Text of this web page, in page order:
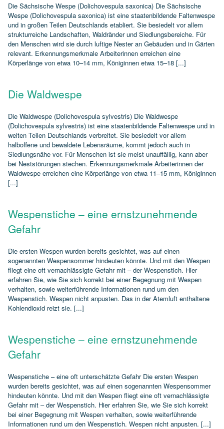
Die Sächsische Wespe (Dolichovespula saxonica) Die Sächsische
Wespe (Dolichovespula saxonica) ist eine staatenbildende Faltenwespe
und in großen Teilen Deutschlands etabliert. Sie besiedelt vor allem
strukturreiche Landschaften, Waldränder und Siedlungsbereiche. Für
den Menschen wird sie durch luftige Nester an Gebäuden und in Gärten
relevant. Erkennungsmerkmale Arbeiterinnen erreichen eine
Körperlänge von etwa 10–14 mm, Königinnen etwa 15–18 [...]
Die Waldwespe
Die Waldwespe (Dolichovespula sylvestris) Die Waldwespe
(Dolichovespula sylvestris) ist eine staatenbildende Faltenwespe und in
weiten Teilen Deutschlands verbreitet. Sie besiedelt vor allem
halboffene und bewaldete Lebensräume, kommt jedoch auch in
Siedlungsnähe vor. Für Menschen ist sie meist unauffällig, kann aber
bei Neststörungen stechen. Erkennungsmerkmale Arbeiterinnen der
Waldwespe erreichen eine Körperlänge von etwa 11–15 mm, Königinnen
[...]
Wespenstiche – eine ernstzunehmende
Gefahr
Die ersten Wespen wurden bereits gesichtet, was auf einen
sogenannten Wespensommer hindeuten könnte. Und mit den Wespen
fliegt eine oft vernachlässigte Gefahr mit – der Wespenstich. Hier
erfahren Sie, wie Sie sich korrekt bei einer Begegnung mit Wespen
verhalten, sowie weiterführende Informationen rund um den
Wespenstich. Wespen nicht anpusten. Das in der Atemluft enthaltene
Kohlendioxid reizt sie. [...]
Wespenstiche – eine ernstzunehmende
Gefahr
Wespenstiche – eine oft unterschätzte Gefahr Die ersten Wespen
wurden bereits gesichtet, was auf einen sogenannten Wespensommer
hindeuten könnte. Und mit den Wespen fliegt eine oft vernachlässigte
Gefahr mit – der Wespenstich. Hier erfahren Sie, wie Sie sich korrekt
bei einer Begegnung mit Wespen verhalten, sowie weiterführende
Informationen rund um den Wespenstich. Wespen nicht anpusten. [...]